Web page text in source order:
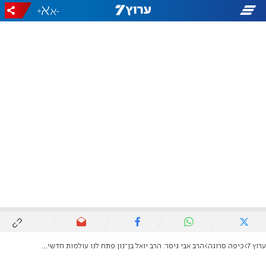
-
+
ערוץ 7 כיפה סרוגה הרב אבי גיסר: הרב יואל בן־נון פתח לנו עולמות חדשים בתנ"ך